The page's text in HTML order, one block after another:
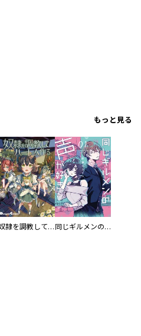
もっと見る
奴隷を調教してハーレム作る 同じギルメンの声が好き